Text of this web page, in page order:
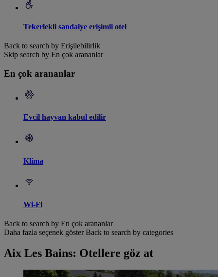
Tekerlekli sandalye erişimli otel
Back to search by Erişilebilirlik
Skip search by En çok arananlar
En çok arananlar
Evcil hayvan kabul edilir
Klima
Wi-Fi
Back to search by En çok arananlar
Daha fazla seçenek göster Back to search by categories
Aix Les Bains: Otellere göz at